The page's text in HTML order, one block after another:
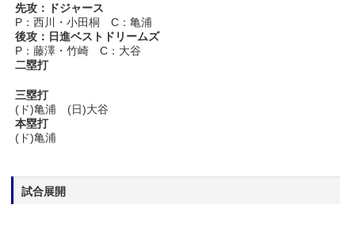
先攻：ドジャース
P：西川・小田桐 C：亀浦
後攻：日進ベストドリームズ
P：藤澤・竹崎 C：大谷
二塁打
三塁打
(ド)亀浦 (日)大谷
本塁打
(ド)亀浦
試合展開